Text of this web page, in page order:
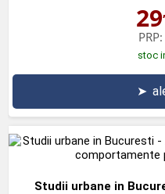
29
PRP:
stoc
➤
Studii urbane in